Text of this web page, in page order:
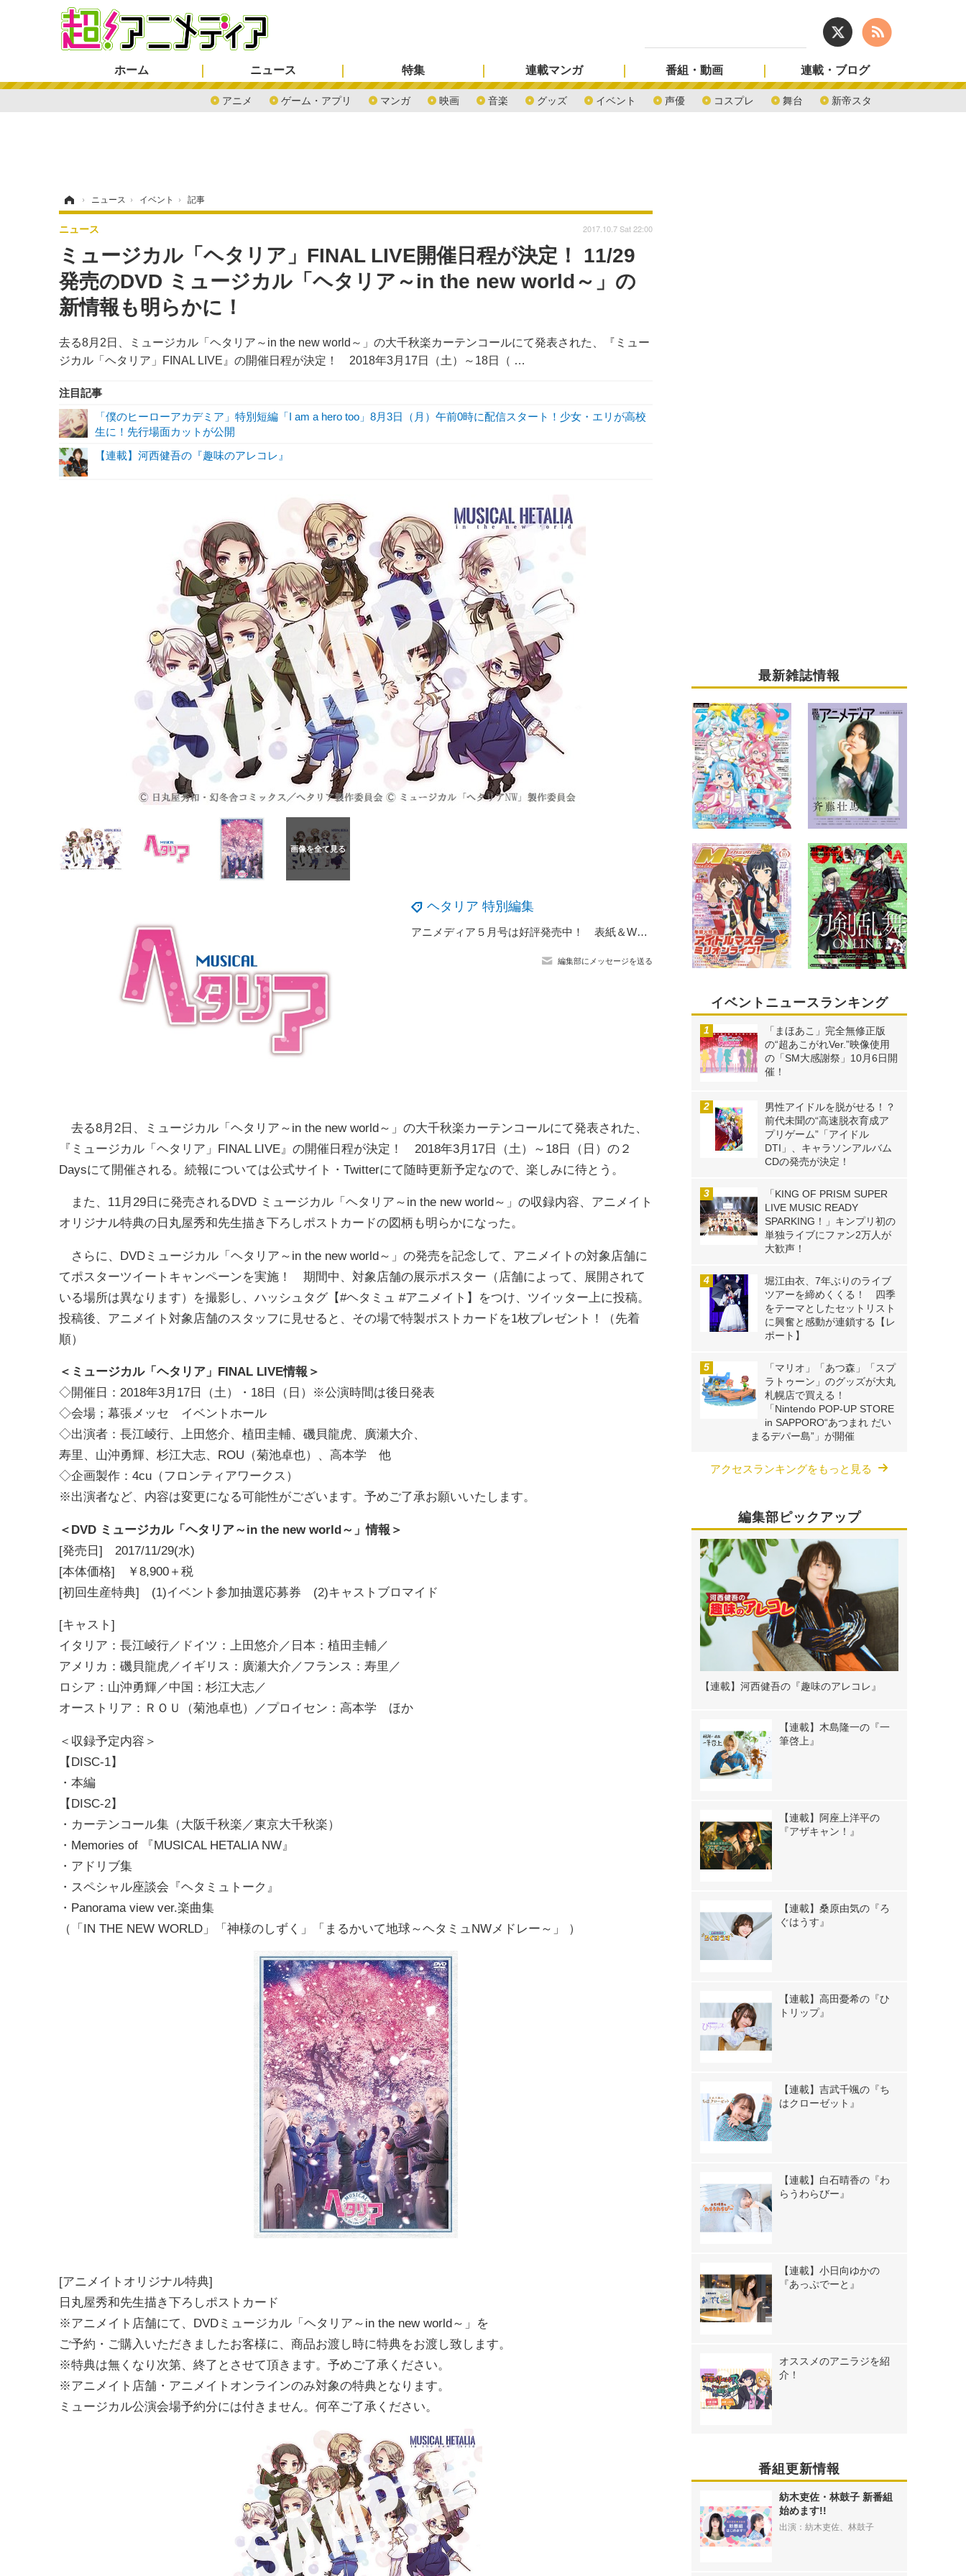
ホーム ニュース
アニメ ゲーム・アプリ マンガ 映画 音楽 グッズ イベント 声優 コスプレ 舞台 新帝スタ
特集 連載マンガ 番組・動画 連載・ブログ
› ニュース › イベント › 記事
ミュージカル「ヘタリア」FINAL LIVE開催日程が決定！ 11/29
発売のDVD ミュージカル「ヘタリア～in the new world～」の
新情報も明らかに！
去る8月2日、ミュージカル「ヘタリア～in the new world～」の大千秋楽カーテンコールにて発表された、『ミュー
ジカル「ヘタリア」FINAL LIVE』の開催日程が決定！ 2018年3月17日（土）～18日（ …
ニュース 2017.10.7 Sat 22:00
注目記事
「僕のヒーローアカデミア」特別短編「I am a hero too」8月3日（月）午前0時に配信スタート！少女・エリが高校
生に！先行場面カットが公開
【連載】河西健吾の『趣味のアレコレ』
ヘタリア 特別編集
アニメディア５月号は好評発売中！ 表紙＆Wカバーは『ヘタリア World★Stars』と『SK∞ エスケーエイト』！
編集部にメッセージを送る
去る8月2日、ミュージカル「ヘタリア～in the new world～」の大千秋楽カーテンコールにて発表された、
『ミュージカル「ヘタリア」FINAL LIVE』の開催日程が決定！ 2018年3月17日（土）～18日（日）の２
Daysにて開催される。続報については公式サイト・Twitterにて随時更新予定なので、楽しみに待とう。
また、11月29日に発売されるDVD ミュージカル「ヘタリア～in the new world～」の収録内容、アニメイト
オリジナル特典の日丸屋秀和先生描き下ろしポストカードの図柄も明らかになった。
さらに、DVDミュージカル「ヘタリア～in the new world～」の発売を記念して、アニメイトの対象店舗に
てポスターツイートキャンペーンを実施！ 期間中、対象店舗の展示ポスター（店舗によって、展開されて
いる場所は異なります）を撮影し、ハッシュタグ【#ヘタミュ #アニメイト】をつけ、ツイッター上に投稿。
投稿後、アニメイト対象店舗のスタッフに見せると、その場で特製ポストカードを1枚プレゼント！（先着
順）
＜ミュージカル「ヘタリア」FINAL LIVE情報＞
◇開催日：2018年3月17日（土）・18日（日）※公演時間は後日発表
◇会場；幕張メッセ イベントホール
◇出演者：長江崚行、上田悠介、植田圭輔、磯貝龍虎、廣瀬大介、
寿里、山沖勇輝、杉江大志、ROU（菊池卓也）、高本学 他
◇企画製作：4cu（フロンティアワークス）
※出演者など、内容は変更になる可能性がございます。予めご了承お願いいたします。
＜DVD ミュージカル「ヘタリア～in the new world～」情報＞
[発売日] 2017/11/29(水)
[本体価格] ￥8,900＋税
[初回生産特典] (1)イベント参加抽選応募券 (2)キャストブロマイド
[キャスト]
イタリア：長江崚行／ドイツ：上田悠介／日本：植田圭輔／
アメリカ：磯貝龍虎／イギリス：廣瀬大介／フランス：寿里／
ロシア：山沖勇輝／中国：杉江大志／
オーストリア：ＲＯＵ（菊池卓也）／プロイセン：高本学 ほか
＜収録予定内容＞
【DISC-1】
・本編
【DISC-2】
・カーテンコール集（大阪千秋楽／東京大千秋楽）
・Memories of 『MUSICAL HETALIA NW』
・アドリブ集
・スペシャル座談会『ヘタミュトーク』
・Panorama view ver.楽曲集
（「IN THE NEW WORLD」「神様のしずく」「まるかいて地球～ヘタミュNWメドレー～」 ）
[アニメイトオリジナル特典]
日丸屋秀和先生描き下ろしポストカード
※アニメイト店舗にて、DVDミュージカル「ヘタリア～in the new world～」を
ご予約・ご購入いただきましたお客様に、商品お渡し時に特典をお渡し致します。
※特典は無くなり次第、終了とさせて頂きます。予めご了承ください。
※アニメイト店舗・アニメイトオンラインのみ対象の特典となります。
ミュージカル公演会場予約分には付きません。何卒ご了承ください。
最新雑誌情報
イベントニュースランキング
「まほあこ」完全無修正版
の“超あこがれVer.”映像使用
の「SM大感謝祭」10月6日開
催！
男性アイドルを脱がせる！？
前代未聞の“高速脱衣育成ア
プリゲーム”「アイドル
DTI」、キャラソンアルバム
CDの発売が決定！
「KING OF PRISM SUPER
LIVE MUSIC READY
SPARKING！」キンプリ初の
単独ライブにファン2万人が
大歓声！
堀江由衣、7年ぶりのライブ
ツアーを締めくくる！ 四季
をテーマとしたセットリスト
に興奮と感動が連鎖する【レ
ポート】
「マリオ」「あつ森」「スプ
ラトゥーン」のグッズが大丸
札幌店で買える！
「Nintendo POP-UP STORE
in SAPPORO“あつまれ だい
まるデパー島”」が開催
アクセスランキングをもっと見る
編集部ピックアップ
【連載】河西健吾の『趣味のアレコレ』
【連載】木島隆一の『一
筆啓上』
【連載】阿座上洋平の
『アザキャン！』
【連載】桑原由気の『ろ
ぐはうす』
【連載】高田憂希の『ひ
トリップ』
【連載】吉武千颯の『ち
はクローゼット』
【連載】白石晴香の『わ
らうわらびー』
【連載】小日向ゆかの
『あっぷでーと』
オススメのアニラジを紹
介！
番組更新情報
紡木吏佐・林鼓子 新番組
始めます!!
出演：紡木吏佐、林鼓子